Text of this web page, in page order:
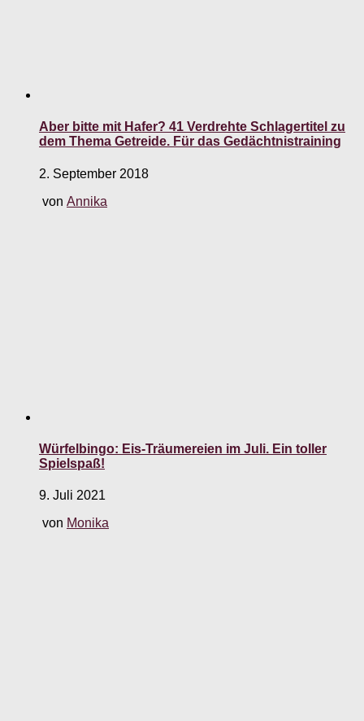
Aber bitte mit Hafer? 41 Verdrehte Schlagertitel zu
dem Thema Getreide. Für das Gedächtnistraining
2. September 2018
von Annika
Würfelbingo: Eis-Träumereien im Juli. Ein toller
Spielspaß!
9. Juli 2021
von Monika